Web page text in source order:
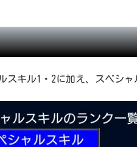
スキル1・2に加え、スペシャ